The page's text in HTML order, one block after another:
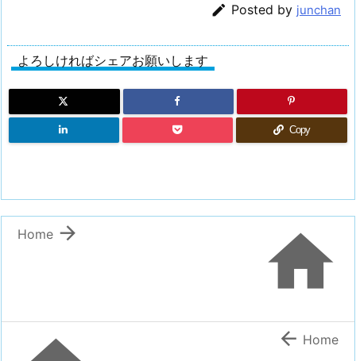
 Posted by junchan
よろしければシェアお願いします
Copy


Home
 Home